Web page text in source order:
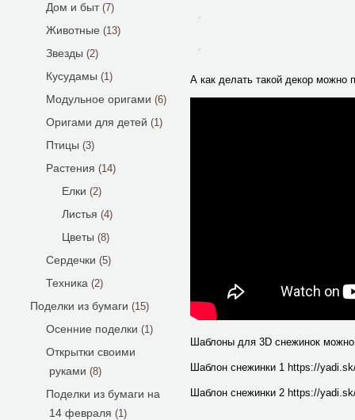
Дом и быт(7)
Животные (13)
Звезды (2)
Кусудамы (1)
Модульное оригами (6)
Оригами для детей (1)
Птицы (3)
Растения (14)
Елки (2)
Листья (4)
Цветы (8)
Сердечки (5)
Техника (2)
Поделки из бумаги (15)
Осенние поделки (1)
Открытки своими
руками (8)
Поделки из бумаги на
14 февраля (1)
А как делать такой декор можно
Шаблоны для 3D снежинок можно
Шаблон снежинки 1 https://
Шаблон снежинки 2 https://